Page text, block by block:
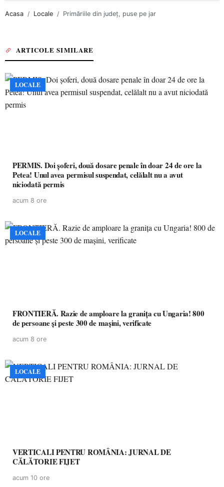
Acasa Locale Primăriile din judeţ, puse pe jar
ARTICOLE SIMILARE
LOCALE
PERMIS. Doi șoferi, două dosare penale în doar 24 de ore la
Petea! Unul avea permisul suspendat, celălalt nu a avut
niciodată permis
acum 8 ore
LOCALE
FRONTIERĂ. Razie de amploare la granița cu Ungaria! 800
de persoane și peste 300 de mașini, verificate
acum 8 ore
LOCALE
VERTICALI PENTRU ROMÂNIA: JURNAL DE
CĂLĂTORIE FIJET
acum 10 ore